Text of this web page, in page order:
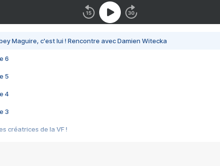
Maguire, c'est lui ! Rencontre avec Damien Witecka
6
5
4
3
créatrices de la VF !